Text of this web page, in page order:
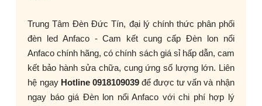
Trung Tâm Đèn Đức Tín, đại lý chính thức phân phối
đèn led Anfaco - Cam kết cung cấp Đèn lon nổi
Anfaco chính hãng, có chính sách giá sỉ hấp dẫn, cam
kết bảo hành sửa chữa, cung ứng số lượng lớn. Liên
hệ ngay Hotline 0918109039để được tư vấn và nhận
ngay báo giá Đèn lon nổi Anfaco với chi phí hợp lý